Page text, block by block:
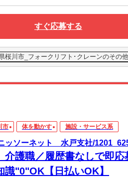
すぐ応募する
川市_フォークリフト･クレーンのその
市 体を動かす 施設・サービス系
ッソーネット 水戸支社/
介護職／履歴書なしで即応
識"0"OK【日払いOK】